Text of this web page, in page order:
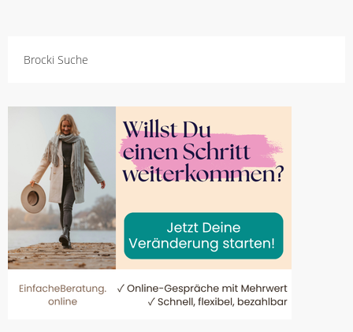
Brocki Suche